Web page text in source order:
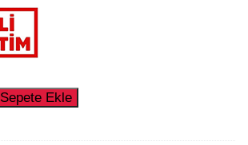
Riviera Zeytinyağı
Dolgulu Yeşil Zeytinler
Siyah Zeytinler
Tuzsuz Zeytinler
Üye Ol
Sepete Ekle